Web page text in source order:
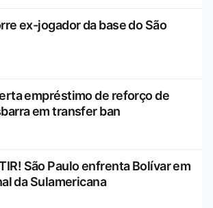
ex-jogador da base do São
empréstimo de reforço de
em transfer ban
São Paulo enfrenta Bolívar em
da Sulamericana